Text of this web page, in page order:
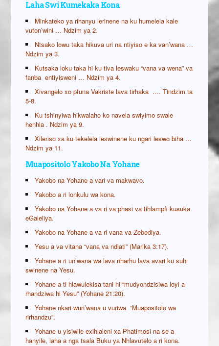
Laha Swi Kumekaka Kona
Minkateko ya rihanyu lerinene na ku humelela kale
vuton’wini … Ndzim ya 2.
Ntsako lowu taka hikuva uri na ntiyiso e ka van’wana …
Ndzim ya 3.
Kutsaka loku taka hi ku tiva leswaku “vana va wena” va
fanba entiyisweni … Ndzim ya 4.
Xivangelo xo pfuna Vakriste lava tirhaka …. Tindzim ta
5-8.
Ku tshinyiwa hikwalaho ko navela swiyimo swale
henhla . Ndzim ya 9.
Xileriso xa ku tekelela leswinene ku ngari leswo biha …
Ndzim ya 11.
Muapositolo Yakobo Na Yohane
Yakobo na Yohane a vari va makwavo.
Yakobo a ri lonkulu wa kona.
Yakobo na Yohane a va ri va phasi va tihlampfi kusuka
eGaleliya.
Yakobo na Yohane a va ri vana va Zebediya.
Yesu a va vitana “vana va ndlati” (Marika 3:17).
Yohane a ri un’wana wa lava nharhu lava avari ku suhi
swinene na Yesu.
Yohane a ti hlawulekisa tani hi “mudyondzisiwa loyi a
rhandziwa hi Yesu” (Yohane 21:20).
Yohane nkari wun’wana u vuriwa “Muapositolo wa
rirhandzu”.
Yohane u yisiwile exihlaleni xa Phatimosi na se a
hanyile, laha a nga tsala Buku ya Nhlavutelo a ri kona.